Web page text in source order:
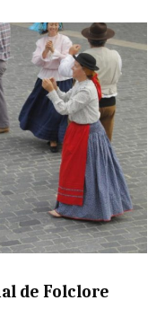
de Folclore